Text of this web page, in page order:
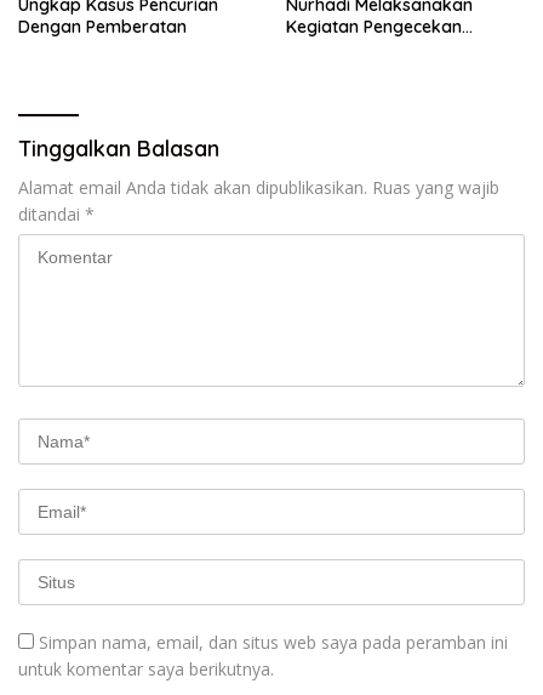
Ungkap Kasus Pencurian
Dengan Pemberatan
Nurhadi Melaksanakan
Kegiatan Pengecekan
Tinggalkan Balasan
Alamat email Anda tidak akan dipublikasikan. Ruas yang wajib
ditandai *
Simpan nama, email, dan situs web saya pada peramban ini
untuk komentar saya berikutnya.